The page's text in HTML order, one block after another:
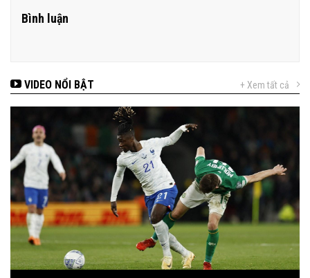
Bình luận
VIDEO NỔI BẬT + Xem tất cả